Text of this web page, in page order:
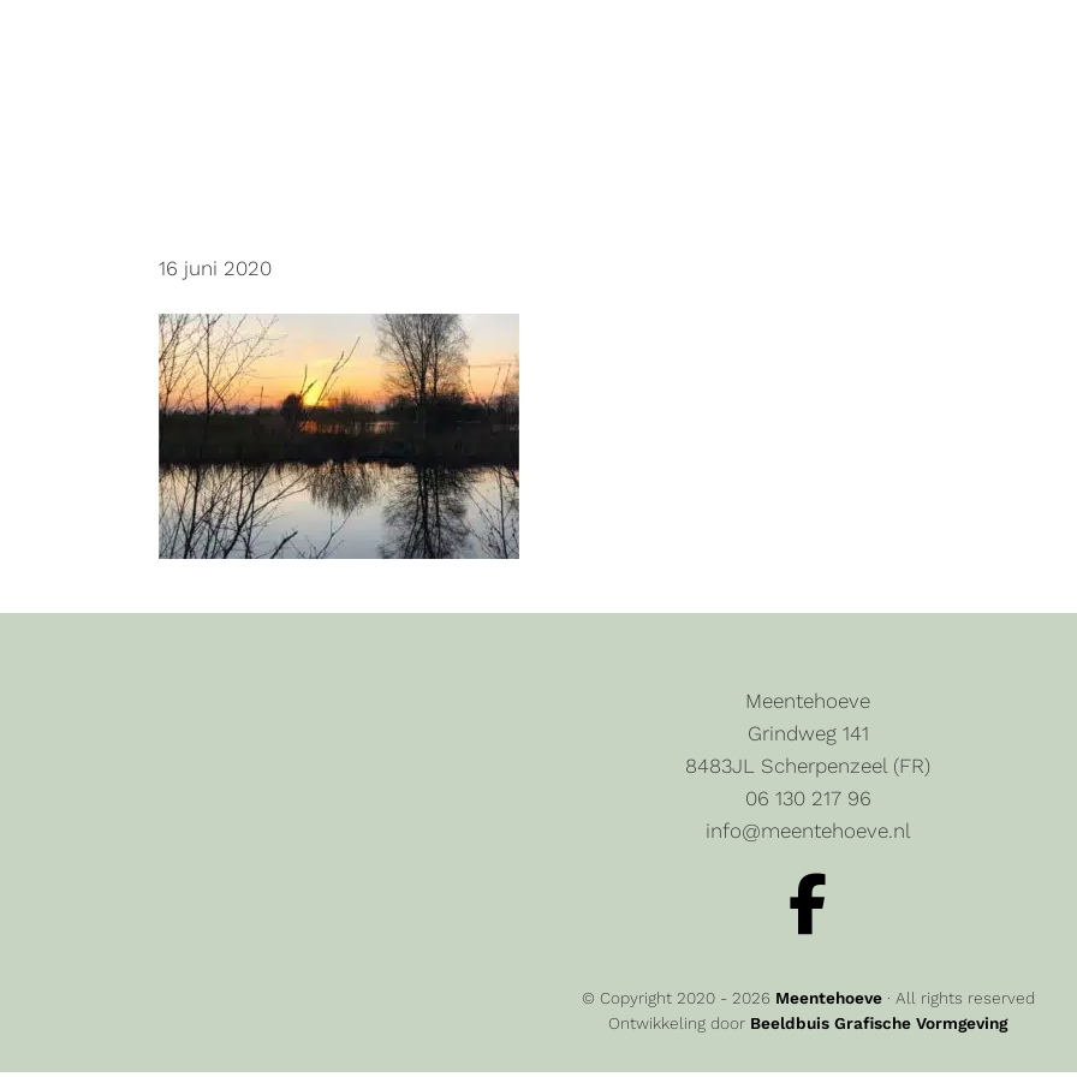
16 juni 2020
Meentehoeve
Grindweg 141
8483JL Scherpenzeel (FR)
06 130 217 96
info@meentehoeve.nl
© Copyright 2020 - 2026 Meentehoeve· All rights reserved
Ontwikkeling door Beeldbuis Grafische Vormgeving